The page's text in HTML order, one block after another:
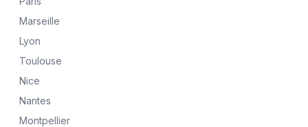
Marseille
Lyon
Toulouse
Nice
Nantes
Montpellier